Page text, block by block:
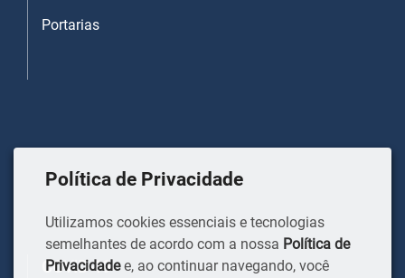
Portarias
COVID-19
Política de Privacidade
Utilizamos cookies essenciais e tecnologias
semelhantes de acordo com a nossa Política de
Privacidadee, ao continuar navegando, você